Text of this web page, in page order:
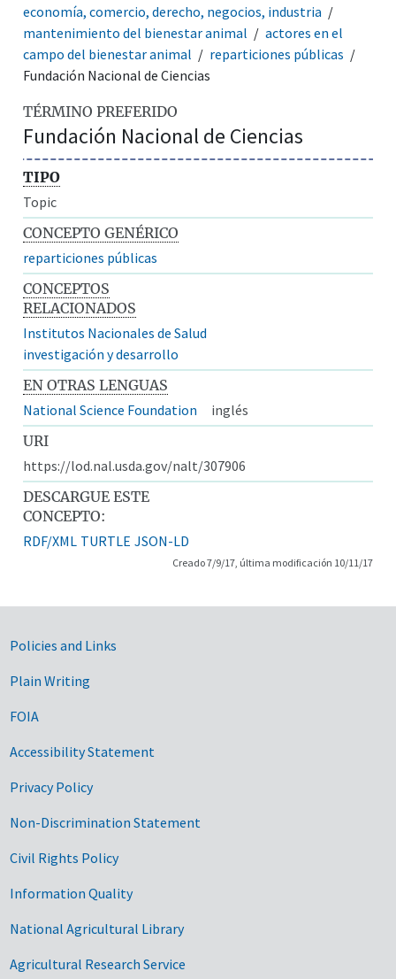
economía, comercio, derecho, negocios, industria
mantenimiento del bienestar animal
actores en el
campo del bienestar animal
reparticiones públicas
Fundación Nacional de Ciencias
TÉRMINO PREFERIDO
Fundación Nacional de Ciencias
TIPO
Topic
CONCEPTO GENÉRICO
reparticiones públicas
CONCEPTOS
RELACIONADOS
Institutos Nacionales de Salud
investigación y desarrollo
EN OTRAS LENGUAS
National Science Foundation
inglés
URI
https://lod.nal.usda.gov/nalt/307906
DESCARGUE ESTE
CONCEPTO:
RDF/XML TURTLE JSON-LD
Creado 7/9/17, última modificación 10/11/17
Government Links
Policies and Links
Plain Writing
FOIA
Accessibility Statement
Privacy Policy
Non-Discrimination Statement
Civil Rights Policy
Information Quality
National Agricultural Library
Agricultural Research Service